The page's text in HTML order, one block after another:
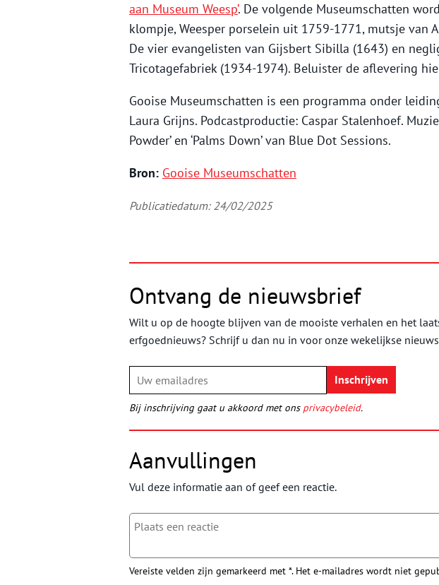
aan Museum Weesp’. De volgende Museumschatten
klompje, Weesper porselein uit 1759-1771, mutsje van
De vier evangelisten van Gijsbert Sibilla (1643) en
Tricotagefabriek (1934-1974). Beluister de aflevering
Gooise Museumschatten is een programma onder
Laura Grijns. Podcastproductie: Caspar Stalenhoef.
Powder’ en ‘Palms Down’ van Blue Dot Sessions.
Bron: Gooise Museumschatten
Publicatiedatum: 24/02/2025
Ontvang de nieuwsbrief
Wilt u op de hoogte blijven van de mooiste verhalen en het
erfgoednieuws? Schrijf u dan nu in voor onze wekelijkse
Bij inschrijving gaat u akkoord met ons privacybeleid.
Aanvullingen
Vul deze informatie aan of geef een reactie.
Vereiste velden zijn gemarkeerd met *. Het e-mailadres wordt niet